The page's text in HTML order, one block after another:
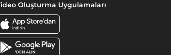
Oluşturma Uygulamaları